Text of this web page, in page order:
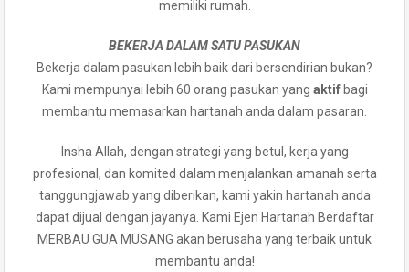
memiliki rumah.
BEKERJA DALAM SATU PASUKAN
Bekerja dalam pasukan lebih baik dari bersendirian bukan?
Kami mempunyai lebih 60 orang pasukan yang aktif bagi
membantu memasarkan hartanah anda dalam pasaran.
Insha Allah, dengan strategi yang betul, kerja yang
profesional, dan komited dalam menjalankan amanah serta
tanggungjawab yang diberikan, kami yakin hartanah anda
dapat dijual dengan jayanya. Kami Ejen Hartanah Berdaftar
MERBAU GUA MUSANG akan berusaha yang terbaik untuk
membantu anda!